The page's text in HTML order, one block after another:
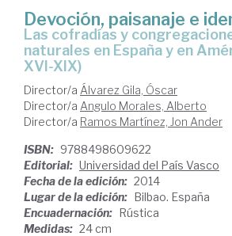
Devoción, paisanaje e
las cofradías y congregaciones de
naturales en España y en
XVI-XIX)
Director/a Álvarez Gila, Óscar
Director/a Angulo Morales, Alberto
Director/a Ramos Martínez, Jon Ander
ISBN: 9788498609622
Editorial: Universidad del País Vasco
Fecha de la edición: 2014
Lugar de la edición: Bilbao. España
Encuadernación: Rústica
Medidas: 24 cm